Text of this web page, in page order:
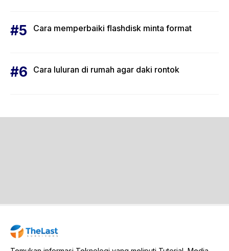
Cara memperbaiki flashdisk minta format
Cara luluran di rumah agar daki rontok